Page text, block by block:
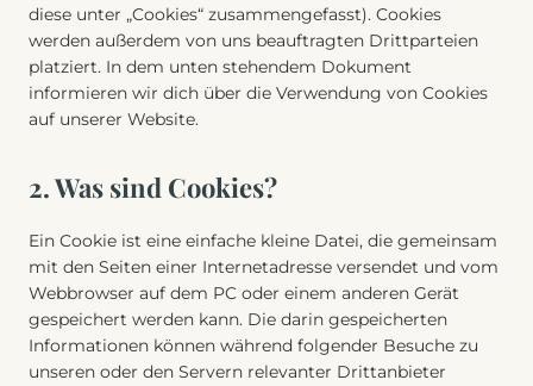
diese unter „Cookies“ zusammengefasst). Cookies
werden außerdem von uns beauftragten Drittparteien
platziert. In dem unten stehendem Dokument
informieren wir dich über die Verwendung von Cookies
auf unserer Website.
2. Was sind Cookies?
Ein Cookie ist eine einfache kleine Datei, die gemeinsam
mit den Seiten einer Internetadresse versendet und vom
Webbrowser auf dem PC oder einem anderen Gerät
gespeichert werden kann. Die darin gespeicherten
Informationen können während folgender Besuche zu
unseren oder den Servern relevanter Drittanbieter